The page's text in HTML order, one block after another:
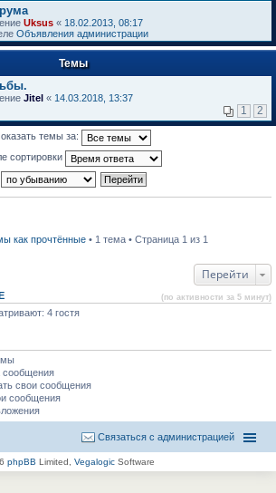
Uksus « 18.02.2013, 08:17
Объявления администрации
Темы
Jitel « 14.03.2018, 13:37
1 2
темы за:
сортировки
как прочтённые • 1 тема • Страница 1 из 1
Перейти
(по активности за 5 минут)
4 гостя
сообщения
свои сообщения
сообщения
Связаться с администрацией
phpBB Limited, Vegalogic Software